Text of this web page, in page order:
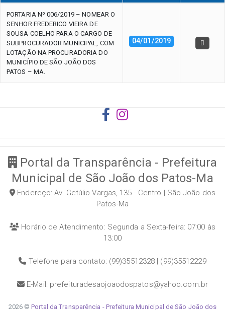
PORTARIA Nº 006/2019 – NOMEAR O
SENHOR FREDERICO VIEIRA DE
SOUSA COELHO PARA O CARGO DE
SUBPROCURADOR MUNICIPAL, COM
LOTAÇÃO NA PROCURADORIA DO
MUNICÍPIO DE SÃO JOÃO DOS
PATOS – MA.
04/01/2019
Portal da Transparência - Prefeitura
Municipal de São João dos Patos-Ma
Endereço: Av. Getúlio Vargas, 135 - Centro | São João dos
Patos-Ma
Horário de Atendimento: Segunda a Sexta-feira: 07:00 às
13:00
Telefone para contato: (99)35512328 | (99)35512229
E-Mail: prefeituradesaojoaodospatos@yahoo.com.br
2026 ©Portal da Transparência - Prefeitura Municipal de São João dos